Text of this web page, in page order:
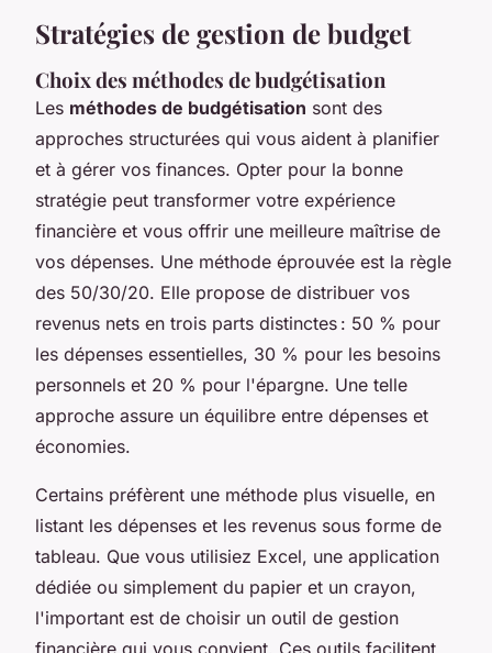
Stratégies de gestion de budget
Choix des méthodes de budgétisation
Les méthodes de budgétisation sont des
approches structurées qui vous aident à planifier
et à gérer vos finances. Opter pour la bonne
stratégie peut transformer votre expérience
financière et vous offrir une meilleure maîtrise de
vos dépenses. Une méthode éprouvée est la règle
des 50/30/20. Elle propose de distribuer vos
revenus nets en trois parts distinctes : 50 % pour
les dépenses essentielles, 30 % pour les besoins
personnels et 20 % pour l'épargne. Une telle
approche assure un équilibre entre dépenses et
économies.
Certains préfèrent une méthode plus visuelle, en
listant les dépenses et les revenus sous forme de
tableau. Que vous utilisiez Excel, une application
dédiée ou simplement du papier et un crayon,
l'important est de choisir un outil de gestion
financière qui vous convient. Ces outils facilitent